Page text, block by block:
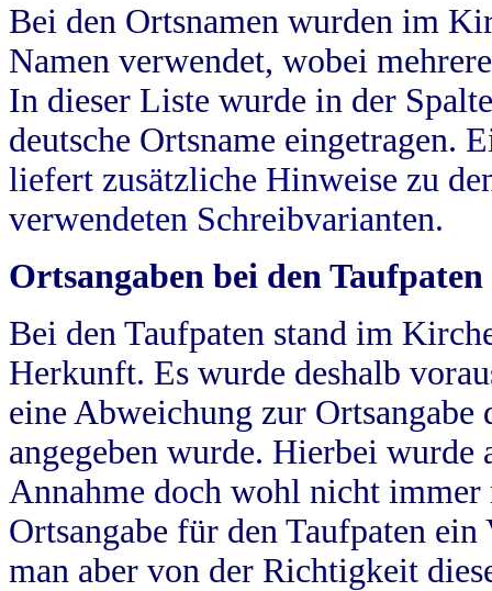
Bei den Ortsnamen wurden im
Namen verwendet, wobei
In dieser Liste wurde in der
deutsche Ortsname eingetragen.
liefert zusätzliche Hinweise zu
verwendeten Schreibvarianten.
Ortsangaben bei den Taufpaten
Bei den Taufpaten stand im
Herkunft. Es wurde deshalb
eine Abweichung zur
angegeben wurde. Hierbei wurde
Annahme doch wohl nicht
Ortsangabe für den Taufpaten
man aber von der Richtigkeit